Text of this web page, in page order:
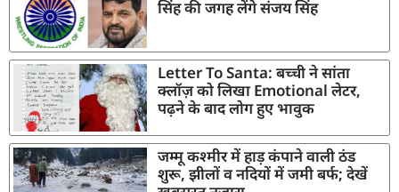
सिंह की जगह लेंगे संजय सिंह
Letter To Santa: बच्ची ने सांता
क्लॉज़ को लिखा Emotional लेटर,
पढ़ने के बाद लोग हुए भावुक
जम्मू कश्मीर में हाड़ कंपाने वाली ठंड
शुरू, झीलों व नदियों में जमी बर्फ; देखें